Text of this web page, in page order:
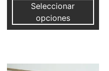
Seleccionar
opciones